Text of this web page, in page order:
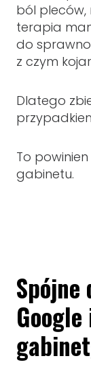
ból pleców,
terapia
do
z czym
Dlatego
To
gabinetu.
Spójne
gabinet